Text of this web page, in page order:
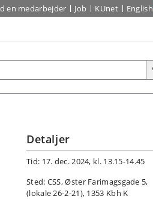
en medarbejder Job KUnet English
Detaljer
Tid: 17. dec. 2024, kl. 13.15-14.45
Sted: CSS, Øster Farimagsgade 5,
(lokale 26-2-21), 1353 Kbh K